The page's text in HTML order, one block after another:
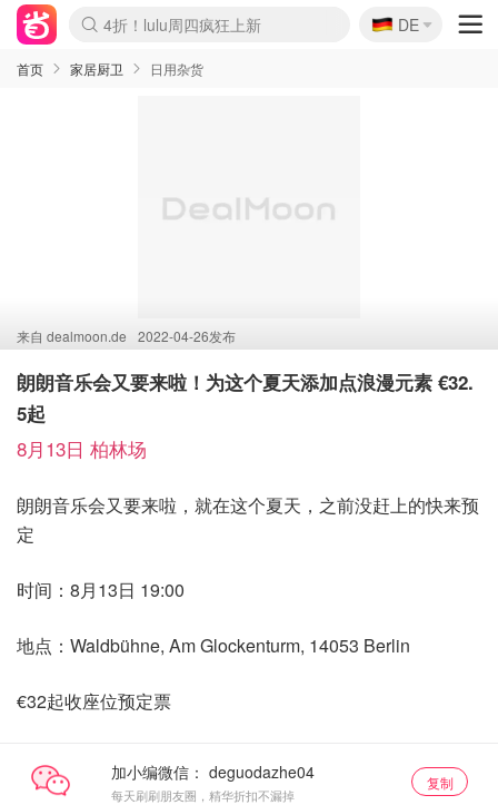
Boticinal 夏促开抢！
4折！lulu周四疯狂上新
还没结束！&OtherStories大促
Joybuy变相75折 随时失效
速领！Stanley独家85折
疑似霸哥！Camper额外叠85折
Zalando 奥莱闪促！每日更新
Moncler反季囤！5折起+叠9折
Coach Brooklyn仅€192
🇩🇪
DE
首页 家居厨卫 日用杂货
来自 dealmoon.de 2022-04-26发布
朗朗音乐会又要来啦！为这个夏天添加点浪漫元素 €32.
5起
8月13日 柏林场
朗朗音乐会又要来啦，就在这个夏天，之前没赶上的快来预
定
时间：8月13日 19:00
地点：Waldbühne, Am Glockenturm, 14053 Berlin
€32起收座位预定票
加小编微信：
每天刷刷朋友圈，精华折扣不漏掉
复制